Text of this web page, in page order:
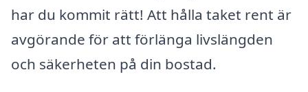
har du kommit rätt! Att hålla taket rent är
avgörande för att förlänga livslängden
och säkerheten på din bostad.